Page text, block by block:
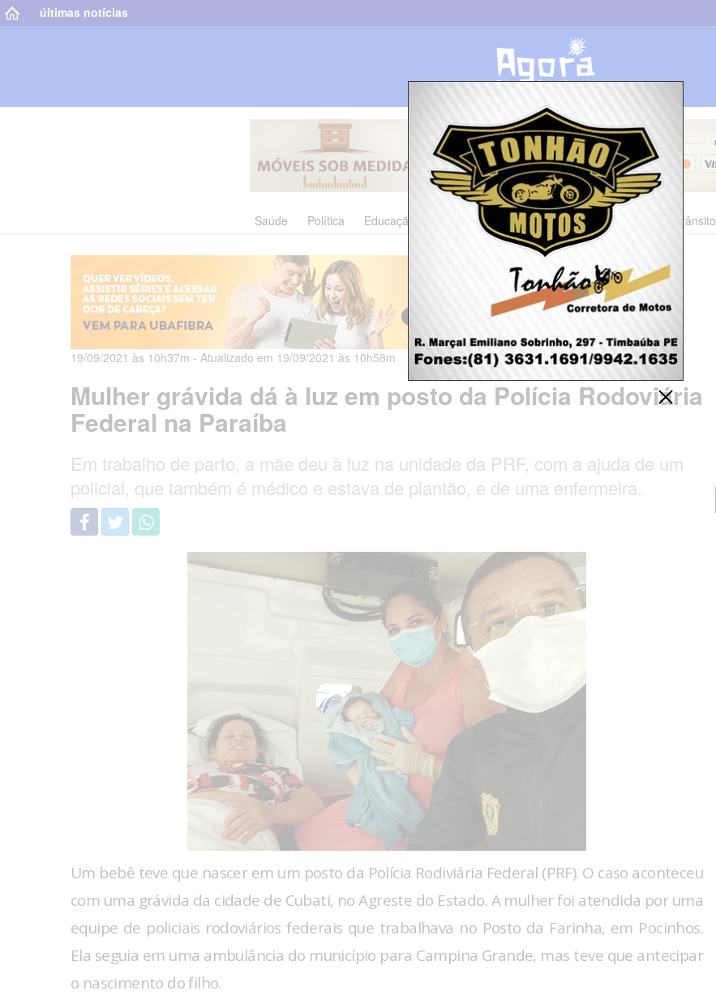
últimas notícias
Saúde Política Educação Cultura Polícia Economia Trânsito
19/09/2021 às 10h37m - Atualizado em 19/09/2021 às 10h58m
Mulher grávida dá à luz em posto da Polícia Rodoviária
Federal na Paraíba
Em trabalho de parto, a mãe deu à luz na unidade da PRF, com a ajuda de um
policial, que também é médico e estava de plantão, e de uma enfermeira.
Um bebê teve que nascer em um posto da Polícia Rodiviária Federal (PRF). O caso aconteceu
com uma grávida da cidade de Cubati, no Agreste do Estado. A mulher foi atendida por uma
equipe de policiais rodoviários federais que trabalhava no Posto da Farinha, em Pocinhos.
Ela seguia em uma ambulância do município para Campina Grande, mas teve que antecipar
o nascimento do filho.